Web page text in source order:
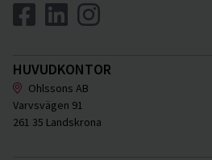
HUVUDKONTOR
Ohlssons AB
Varvsvägen 91
261 35 Landskrona